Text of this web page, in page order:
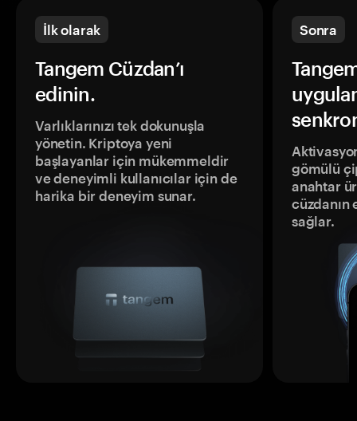
İlk olarak
Tangem Cüzdan’ı
edinin.
Varlıklarınızı tek dokunuşla
yönetin. Kriptoya yeni
başlayanlar için mükemmeldir
ve deneyimli kullanıcılar için de
harika bir deneyim sunar.
Sonra
gömülü
anahtar
sağlar.